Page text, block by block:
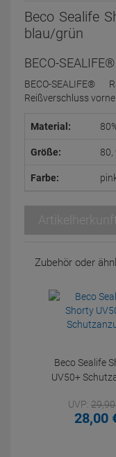
Beco Sealife
blau/grün
BECO-
BECO-
Reißverschluss
Material:
Größe: 80,
Farbe:
Zubehör oder
Beco Sealife
UV50+
UVP:29,90
28,00